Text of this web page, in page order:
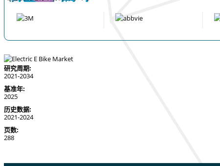
研究周期:
2021-2034
基准年:
2025
历史数据:
2021-2024
页数:
288